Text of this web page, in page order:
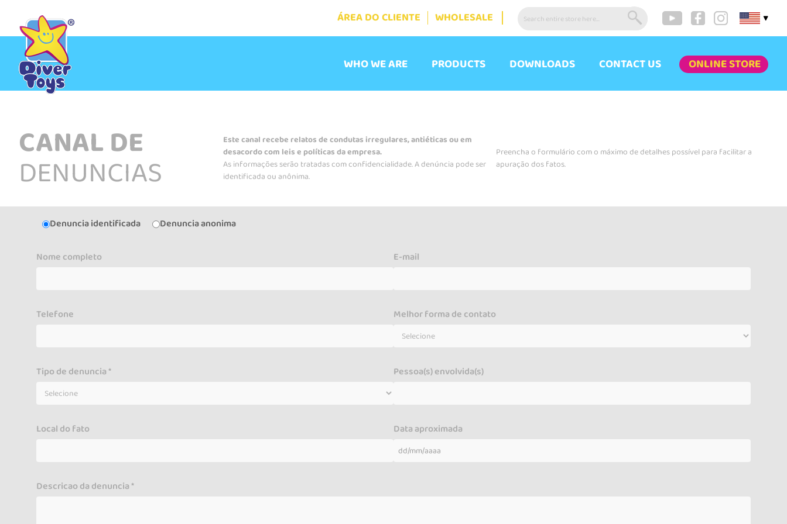
ÁREA DO CLIENTE WHOLESALE ▼
WHO WE ARE PRODUCTS DOWNLOADS CONTACT US ONLINE STORE
CANAL DE
DENUNCIAS
Este canal recebe relatos de condutas irregulares, antiéticas ou em
desacordo com leis e políticas da empresa.
As informações serão tratadas com confidencialidade. A denúncia pode ser
identificada ou anônima.
Preencha o formulário com o máximo de detalhes possível para facilitar a
apuração dos fatos.
Denuncia identificada Denuncia anonima
Nome completo E-mail
Telefone Melhor forma de contato
Tipo de denuncia * Pessoa(s) envolvida(s)
Local do fato Data aproximada
Descricao da denuncia *